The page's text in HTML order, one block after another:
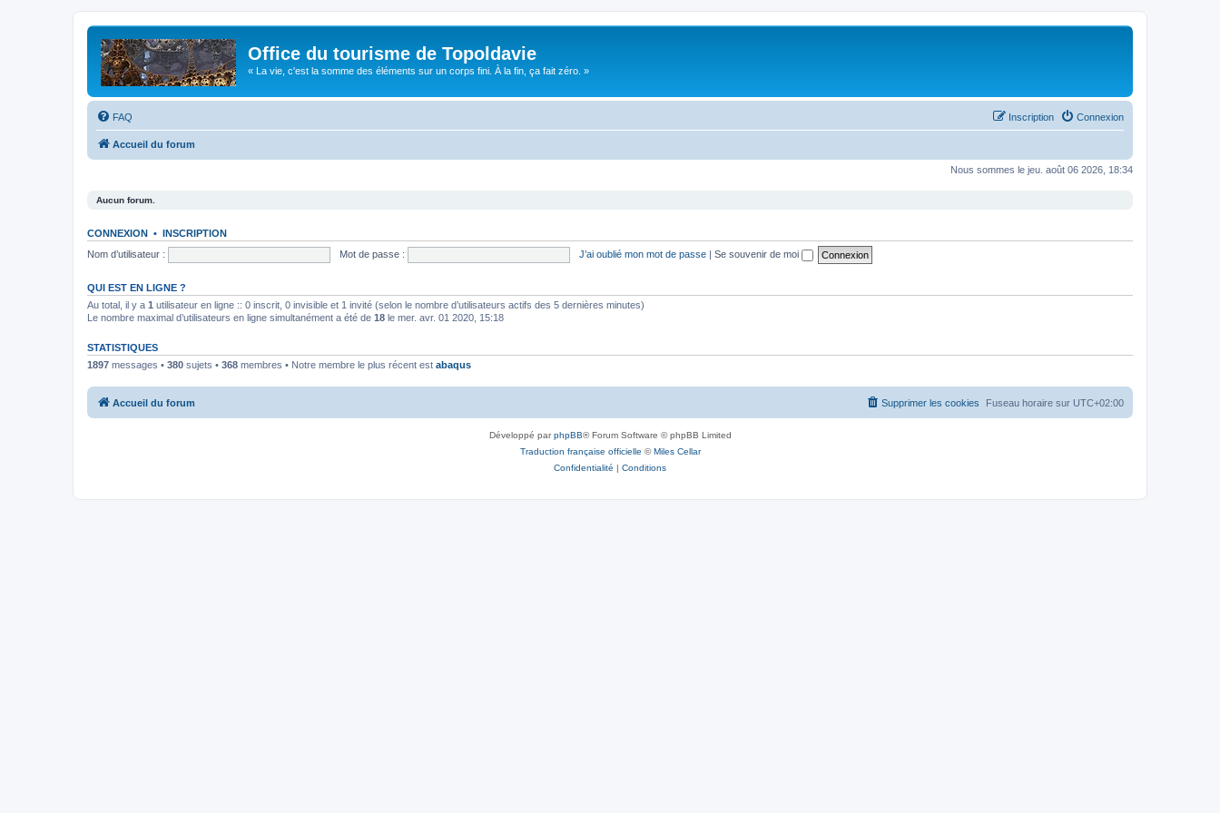
Office du tourisme de Topoldavie
« La vie, c'est la somme des éléments sur un corps fini. À la fin, ça fait zéro. »
FAQ Connexion
Inscription
Accueil du forum
Nous sommes le jeu. août 06 2026, 18:34
Aucun forum.
CONNEXION • INSCRIPTION
Nom d’utilisateur :
Mot de passe : J’ai oublié mon mot de passe | Se souvenir de moi
QUI EST EN LIGNE ?
Au total, il y a 1 utilisateur en ligne :: 0 inscrit, 0 invisible et 1 invité (selon le nombre d’utilisateurs actifs des 5 dernières minutes)
Le nombre maximal d’utilisateurs en ligne simultanément a été de 18 le mer. avr. 01 2020, 15:18
STATISTIQUES
1897 messages • 380 sujets • 368 membres • Notre membre le plus récent est abaqus
Accueil du forum Fuseau horaire sur UTC+02:00
Supprimer les cookies
Développé parphpBB® Forum Software © phpBB Limited
Traduction française officielle ©Miles Cellar
Confidentialité | Conditions